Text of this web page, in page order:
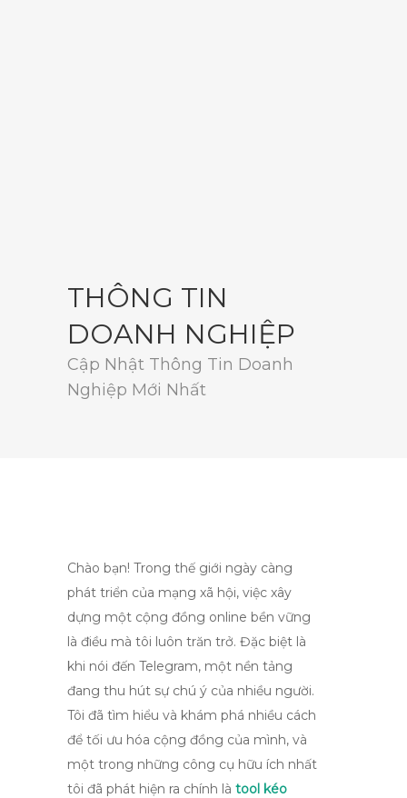
THÔNG TIN
DOANH NGHIỆP
Cập Nhật Thông Tin Doanh
Nghiệp Mới Nhất
Chào bạn! Trong thế giới ngày càng
phát triển của mạng xã hội, việc xây
dựng một cộng đồng online bền vững
là điều mà tôi luôn trăn trở. Đặc biệt là
khi nói đến Telegram, một nền tảng
đang thu hút sự chú ý của nhiều người.
Tôi đã tìm hiểu và khám phá nhiều cách
để tối ưu hóa cộng đồng của mình, và
một trong những công cụ hữu ích nhất
tôi đã phát hiện ra chính là tool kéo